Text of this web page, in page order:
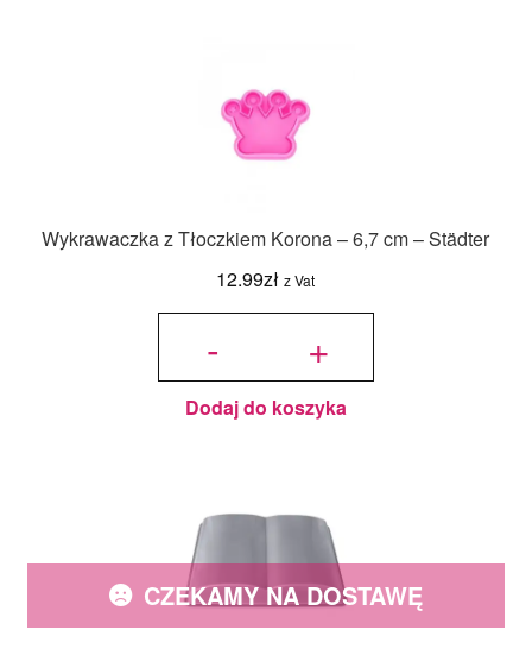
Wykrawaczka z Tłoczkiem Korona – 6,7 cm – Städter
12.99zł z Vat
-
ilość
Korona - 6,7
cm - Städter +
Dodaj do koszyka
CZEKAMY NA DOSTAWĘ